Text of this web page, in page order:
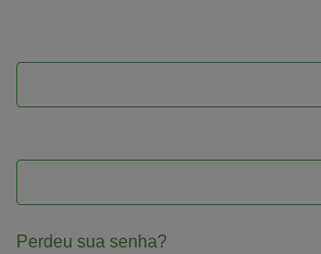
Perdeu sua senha?